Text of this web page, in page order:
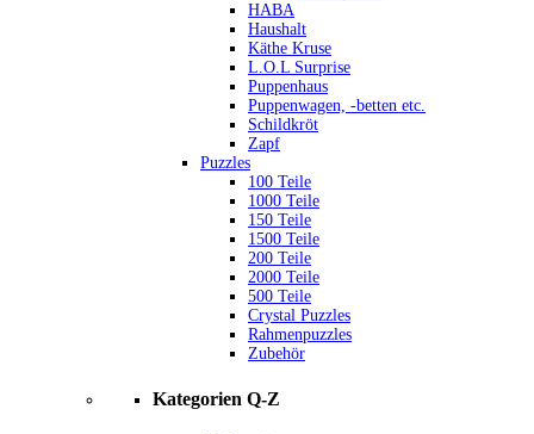
HABA
Haushalt
Käthe Kruse
L.O.L Surprise
Puppenhaus
Puppenwagen, -betten etc.
Schildkröt
Zapf
Puzzles
100 Teile
1000 Teile
150 Teile
1500 Teile
200 Teile
2000 Teile
500 Teile
Crystal Puzzles
Rahmenpuzzles
Zubehör
Kategorien Q-Z